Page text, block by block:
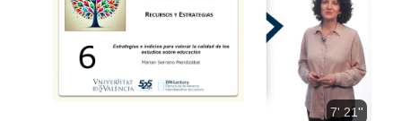
7' 21''